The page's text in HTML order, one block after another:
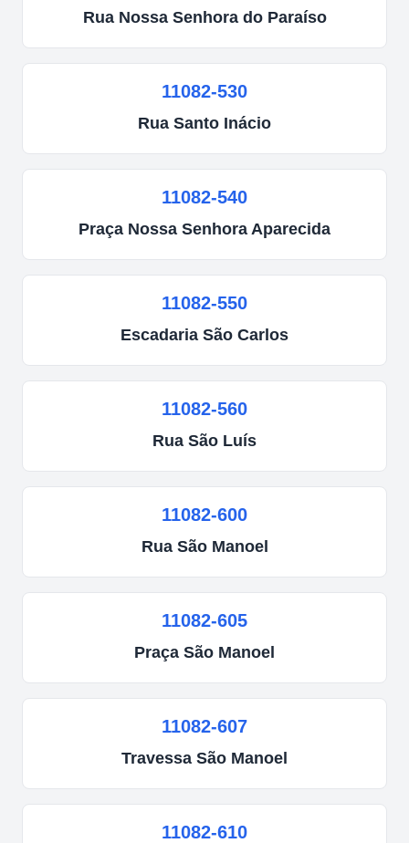
Rua Nossa Senhora do Paraíso
11082-530
Rua Santo Inácio
11082-540
Praça Nossa Senhora Aparecida
11082-550
Escadaria São Carlos
11082-560
Rua São Luís
11082-600
Rua São Manoel
11082-605
Praça São Manoel
11082-607
Travessa São Manoel
11082-610